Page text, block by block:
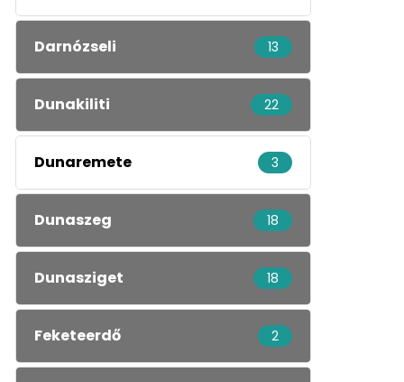
Darnózseli 13
Dunakiliti 22
Dunaremete 3
Dunaszeg 18
Dunasziget 18
Feketeerdő 2